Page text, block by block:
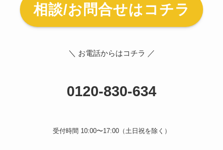
相談/お問合せはコチラ
＼ お電話からはコチラ ／
0120-830-634
受付時間 10:00〜17:00（土日祝を除く）